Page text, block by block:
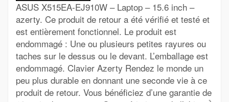
ASUS X515EA-EJ910W – Laptop – 15.6 inch –
azerty. Ce produit de retour a été vérifié et testé et
est entièrement fonctionnel. Le produit est
endommagé : Une ou plusieurs petites rayures ou
taches sur le dessus ou le devant. L’emballage est
endommagé. Clavier Azerty Rendez le monde un
peu plus durable en donnant une seconde vie à ce
produit de retour. Vous bénéficiez d’une garantie de